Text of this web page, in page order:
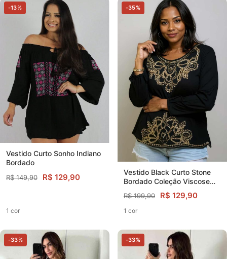
-13%
Vestido Curto Sonho Indiano
Bordado
R$ 149,90 R$ 129,90
1 cor
-35%
Vestido Black Curto Stone
Bordado Coleção Viscose
R$ 199,90 R$ 129,90
1 cor
-33% -33%